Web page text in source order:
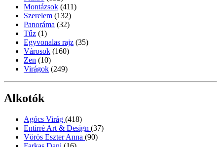
Montázsok (411)
Szerelem (132)
Panoráma (32)
Tűz (1)
Egyvonalas rajz (35)
Városok (160)
Zen (10)
Virágok (249)
Alkotók
Agócs Virág (418)
Entirrè Art & Design (37)
Vörös Eszter Anna (90)